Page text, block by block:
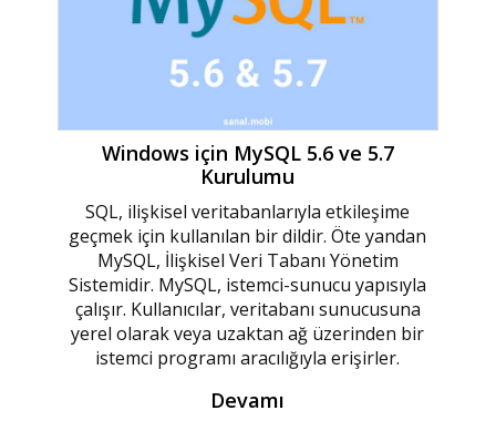
Windows için MySQL 5.6 ve 5.7
Kurulumu
SQL, ilişkisel veritabanlarıyla etkileşime
geçmek için kullanılan bir dildir. Öte yandan
MySQL, İlişkisel Veri Tabanı Yönetim
Sistemidir. MySQL, istemci-sunucu yapısıyla
çalışır. Kullanıcılar, veritabanı sunucusuna
yerel olarak veya uzaktan ağ üzerinden bir
istemci programı aracılığıyla erişirler.
Devamı